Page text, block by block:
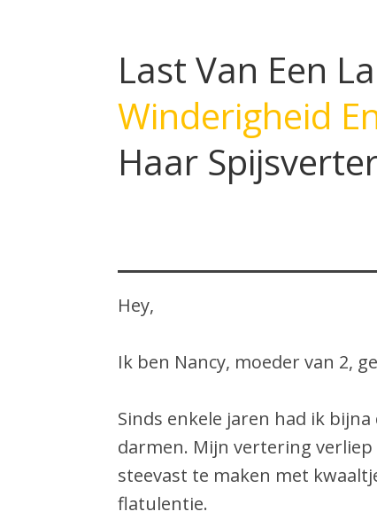
Last Van Een
Winderigheid
Haar
Hey,
Ik ben Nancy, moeder van 2,
Sinds enkele jaren had ik
darmen. Mijn vertering
steevast te maken met
flatulentie.